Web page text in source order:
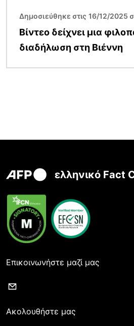
Δημοσιεύθηκε στις 16/12/2025
Βίντεο δείχνει μια
διαδήλωση στη Βιέννη
ελληνικό Fact
Επικοινωνήστε μαζί μας
Ακολουθήστε μας